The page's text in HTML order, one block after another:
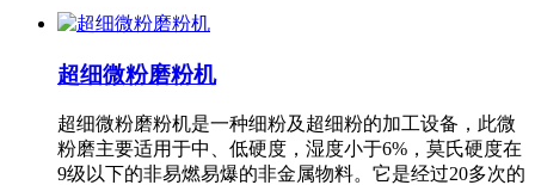
超细微粉磨粉机
超细微粉磨粉机是一种细粉及超细粉的加工设备，此微
粉磨主要适用于中、低硬度，湿度小于6%，莫氏硬度在
9级以下的非易燃易爆的非金属物料。它是经过20多次的